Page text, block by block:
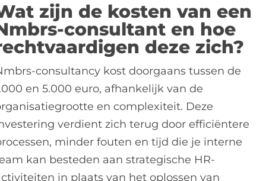
zijn de kosten van een
consultant en hoe
deze zich?
consultancy kost doorgaans tussen de
en 5.000 euro, afhankelijk van de
en complexiteit. Deze
verdient zich terug door efficiëntere
minder fouten en tijd die je interne
kan besteden aan strategische HR-
in plaats van het oplossen van